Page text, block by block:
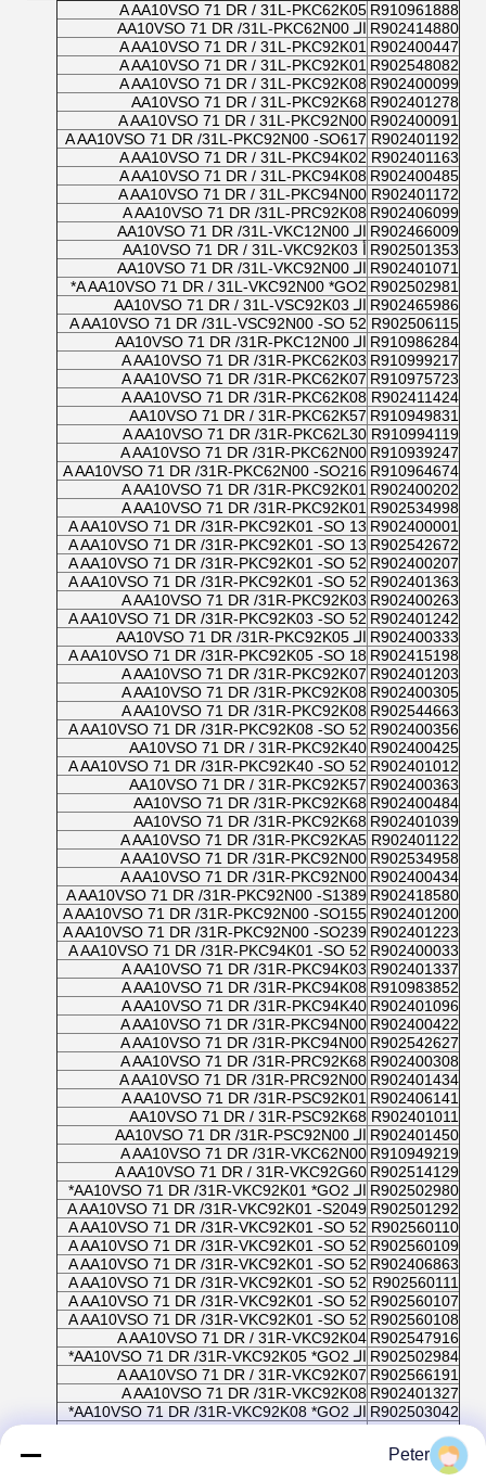
R910961888
A AA10VSO 71 DR / 31L-PKC62K05
R902414880 الـ AA10VSO 71 DR /31L-PKC62N00
R902400447
A AA10VSO 71 DR / 31L-PKC92K01
R902548082
A AA10VSO 71 DR / 31L-PKC92K01
R902400099
A AA10VSO 71 DR / 31L-PKC92K08
R902401278
AA10VSO 71 DR / 31L-PKC92K68
R902400091
A AA10VSO 71 DR / 31L-PKC92N00
R902401192
A AA10VSO 71 DR /31L-PKC92N00 -SO617
R902401163
A AA10VSO 71 DR / 31L-PKC94K02
R902400485
A AA10VSO 71 DR / 31L-PKC94K08
R902401172
A AA10VSO 71 DR / 31L-PKC94N00
R902406099
A AA10VSO 71 DR /31L-PRC92K08
R902466009 الـ AA10VSO 71 DR /31L-VKC12N00
R902501353 أ AA10VSO 71 DR / 31L-VKC92K03
R902401071 الـ AA10VSO 71 DR /31L-VKC92N00
R902502981
A AA10VSO 71 DR / 31L-VKC92N00 *GO2*
R902465986 الـ AA10VSO 71 DR / 31L-VSC92K03
R902506115
A AA10VSO 71 DR /31L-VSC92N00 -SO 52
R910986284 الـ AA10VSO 71 DR /31R-PKC12N00
R910999217
A AA10VSO 71 DR /31R-PKC62K03
R910975723
A AA10VSO 71 DR /31R-PKC62K07
R902411424
A AA10VSO 71 DR /31R-PKC62K08
R910949831
AA10VSO 71 DR / 31R-PKC62K57
R910994119
A AA10VSO 71 DR /31R-PKC62L30
R910939247
A AA10VSO 71 DR /31R-PKC62N00
R910964674
A AA10VSO 71 DR /31R-PKC62N00 -SO216
R902400202
A AA10VSO 71 DR /31R-PKC92K01
R902534998
A AA10VSO 71 DR /31R-PKC92K01
R902400001
A AA10VSO 71 DR /31R-PKC92K01 -SO 13
R902542672
A AA10VSO 71 DR /31R-PKC92K01 -SO 13
R902400207
A AA10VSO 71 DR /31R-PKC92K01 -SO 52
R902401363
A AA10VSO 71 DR /31R-PKC92K01 -SO 52
R902400263
A AA10VSO 71 DR /31R-PKC92K03
R902401242
A AA10VSO 71 DR /31R-PKC92K03 -SO 52
R902400333 الـ AA10VSO 71 DR /31R-PKC92K05
R902415198
A AA10VSO 71 DR /31R-PKC92K05 -SO 18
R902401203
A AA10VSO 71 DR /31R-PKC92K07
R902400305
A AA10VSO 71 DR /31R-PKC92K08
R902544663
A AA10VSO 71 DR /31R-PKC92K08
R902400356
A AA10VSO 71 DR /31R-PKC92K08 -SO 52
R902400425
AA10VSO 71 DR / 31R-PKC92K40
R902401012
A AA10VSO 71 DR /31R-PKC92K40 -SO 52
R902400363
AA10VSO 71 DR / 31R-PKC92K57
R902400484
AA10VSO 71 DR /31R-PKC92K68
R902401039
AA10VSO 71 DR /31R-PKC92K68
R902401122
A AA10VSO 71 DR /31R-PKC92KA5
R902534958
A AA10VSO 71 DR /31R-PKC92N00
R902400434
A AA10VSO 71 DR /31R-PKC92N00
R902418580
A AA10VSO 71 DR /31R-PKC92N00 -S1389
R902401200
A AA10VSO 71 DR /31R-PKC92N00 -SO155
R902401223
A AA10VSO 71 DR /31R-PKC92N00 -SO239
R902400033
A AA10VSO 71 DR /31R-PKC94K01 -SO 52
R902401337
A AA10VSO 71 DR /31R-PKC94K03
R910983852
A AA10VSO 71 DR /31R-PKC94K08
R902401096
A AA10VSO 71 DR /31R-PKC94K40
R902400422
A AA10VSO 71 DR /31R-PKC94N00
R902542627
A AA10VSO 71 DR /31R-PKC94N00
R902400308
A AA10VSO 71 DR /31R-PRC92K68
R902401434
A AA10VSO 71 DR /31R-PRC92N00
R902406141
A AA10VSO 71 DR /31R-PSC92K01
R902401011
AA10VSO 71 DR / 31R-PSC92K68
R902401450 الـ AA10VSO 71 DR /31R-PSC92N00
R910949219
A AA10VSO 71 DR /31R-VKC62N00
R902514129
A AA10VSO 71 DR / 31R-VKC92G60
R902502980 الـ AA10VSO 71 DR /31R-VKC92K01 *GO2*
R902501292
A AA10VSO 71 DR /31R-VKC92K01 -S2049
R902560110
A AA10VSO 71 DR /31R-VKC92K01 -SO 52
R902560109
A AA10VSO 71 DR /31R-VKC92K01 -SO 52
R902406863
A AA10VSO 71 DR /31R-VKC92K01 -SO 52
R902560111
A AA10VSO 71 DR /31R-VKC92K01 -SO 52
R902560107
A AA10VSO 71 DR /31R-VKC92K01 -SO 52
R902560108
A AA10VSO 71 DR /31R-VKC92K01 -SO 52
R902547916
A AA10VSO 71 DR / 31R-VKC92K04
R902502984 الـ AA10VSO 71 DR /31R-VKC92K05 *GO2*
R902566191
A AA10VSO 71 DR / 31R-VKC92K07
R902401327
A AA10VSO 71 DR /31R-VKC92K08
R902503042 الـ AA10VSO 71 DR /31R-VKC92K08 *GO2*
R902503457
A AA10VSO 71 DR /31R-VKC92K08 -SO 13
R902401328
R902506255
Peter